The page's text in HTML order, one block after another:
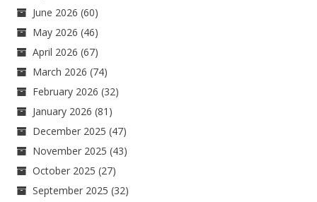
June 2026 (60)
May 2026 (46)
April 2026 (67)
March 2026 (74)
February 2026 (32)
January 2026 (81)
December 2025 (47)
November 2025 (43)
October 2025 (27)
September 2025 (32)